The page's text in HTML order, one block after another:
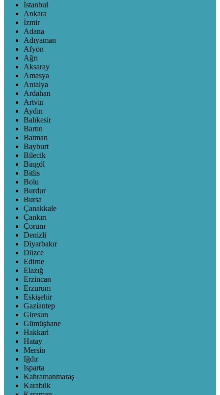
İstanbul
Ankara
İzmir
Adana
Adıyaman
Afyon
Ağrı
Aksaray
Amasya
Antalya
Ardahan
Artvin
Aydın
Balıkesir
Bartın
Batman
Bayburt
Bilecik
Bingöl
Bitlis
Bolu
Burdur
Bursa
Çanakkale
Çankırı
Çorum
Denizli
Diyarbakır
Düzce
Edirne
Elazığ
Erzincan
Erzurum
Eskişehir
Gaziantep
Giresun
Gümüşhane
Hakkari
Hatay
Mersin
Iğdır
Isparta
Kahramanmaraş
Karabük